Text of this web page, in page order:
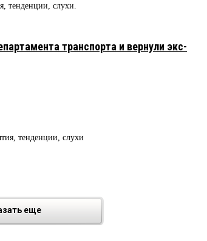
тенденции, слухи.
транспорта и вернули экс-
тенденции, слухи
еще